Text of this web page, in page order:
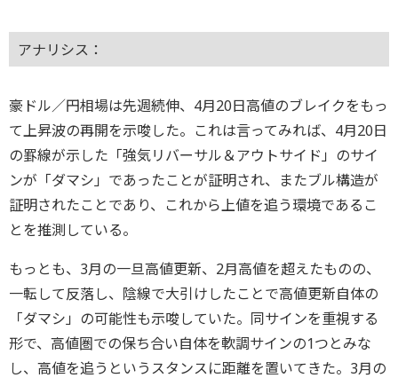
アナリシス：
豪ドル／円相場は先週続伸、4月20日高値のブレイクをもっ
て上昇波の再開を示唆した。これは言ってみれば、4月20日
の罫線が示した「強気リバーサル＆アウトサイド」のサイ
ンが「ダマシ」であったことが証明され、またブル構造が
証明されたことであり、これから上値を追う環境であるこ
とを推測している。
もっとも、3月の一旦高値更新、2月高値を超えたものの、
一転して反落し、陰線で大引けしたことで高値更新自体の
「ダマシ」の可能性も示唆していた。同サインを重視する
形で、高値圏での保ち合い自体を軟調サインの1つとみな
し、高値を追うというスタンスに距離を置いてきた。3月の